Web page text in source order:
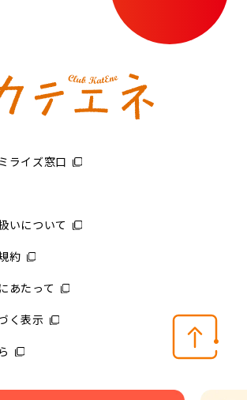
ライズ窓口
いについて
約
あたって
く表示